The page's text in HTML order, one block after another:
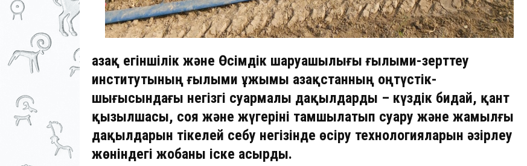
Қазақ егіншілік және Өсімдік шаруашылығы ғылыми-зерттеу
институтының ғылыми ұжымы Қазақстанның оңтүстік-
шығысындағы негізгі суармалы дақылдарды – күздік бидай, қант
қызылшасы, соя және жүгеріні тамшылатып суару және жамылғы
дақылдарын тікелей себу негізінде өсіру технологияларын әзірлеу
жөніндегі жобаны іске асырды.